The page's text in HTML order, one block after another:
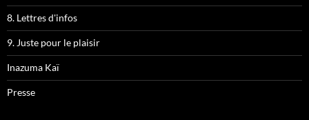
8. Lettres d'infos
9. Juste pour le plaisir
Inazuma Kaï
Presse